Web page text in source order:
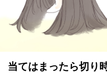
当てはまったら切り